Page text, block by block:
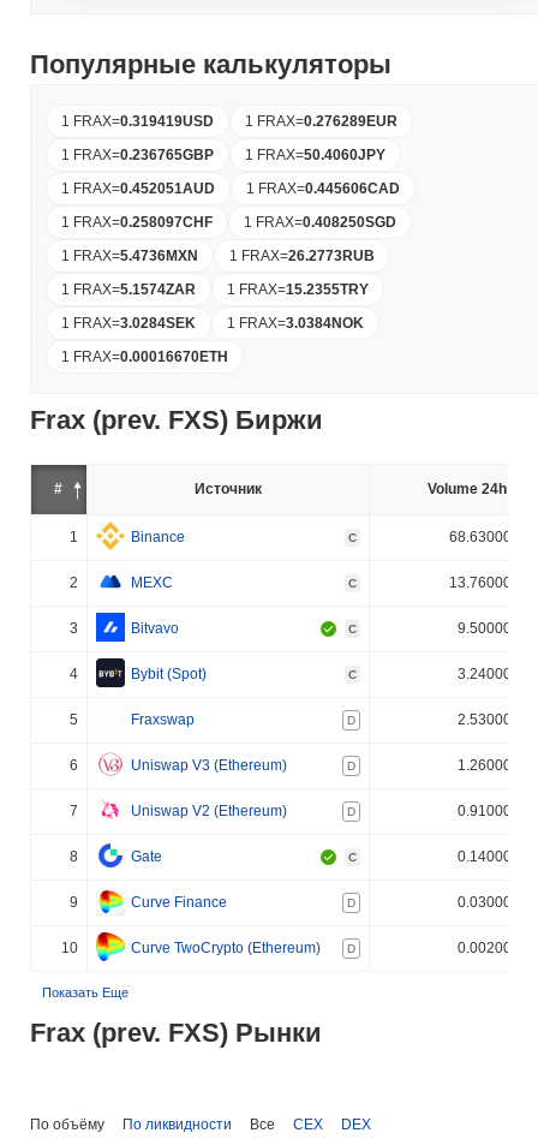
Популярные калькуляторы
1 FRAX=0.319419USD 1 FRAX=0.276289EUR
1 FRAX=0.236765GBP 1 FRAX=50.4060JPY
1 FRAX=0.452051AUD 1 FRAX=0.445606CAD
1 FRAX=0.258097CHF 1 FRAX=0.408250SGD
1 FRAX=5.4736MXN 1 FRAX=26.2773RUB
1 FRAX=5.1574ZAR 1 FRAX=15.2355TRY
1 FRAX=3.0284SEK 1 FRAX=3.0384NOK
1 FRAX=0.00016670ETH
Frax (prev. FXS) Биржи
# Источник Volume 24h (%)
1 Binance C 68.630000%
2 MEXC C 13.760000%
3 Bitvavo C 9.500000%
4 Bybit (Spot) C 3.240000%
5 Fraxswap D 2.530000%
6 Uniswap V3 (Ethereum) D 1.260000%
7 Uniswap V2 (Ethereum) D 0.910000%
8 Gate C 0.140000%
9 Curve Finance D 0.030000%
10 Curve TwoCrypto (Ethereum) D 0.002000%
Показать Еще
Frax (prev. FXS) Рынки
По объёму По ликвидности Все CEX DEX